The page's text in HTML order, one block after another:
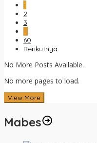
1
2
3
…
60
Berikutnya
No More Posts Available.
No more pages to load.
View More
Mabes